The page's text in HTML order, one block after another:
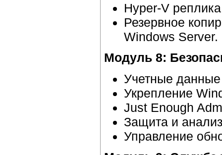
Hyper-V
Резервное
Windows Server.
Модуль 8:
Учетные данные
Укрепление
Just Enough
Защита и
Управление